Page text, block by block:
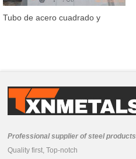
Tubo de acero cuadrado y
Professional supplier of steel products
Quality first, Top-notch